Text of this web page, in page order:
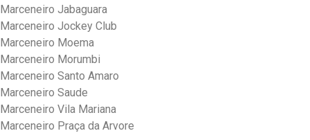
Marceneiro Jabaguara
Marceneiro Jockey Club
Marceneiro Moema
Marceneiro Morumbi
Marceneiro Santo Amaro
Marceneiro Saude
Marceneiro Vila Mariana
Marceneiro Praça da Arvore